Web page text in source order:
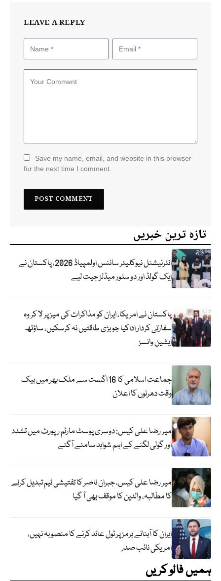
LEAVE A REPLY
Save my name, email, and website in this browser
for the next time I comment.
تازہ ترین خبریں
انٹرنیشنل نیوکلیئر سائنس اولمپیاڈ 2026، پاکستان نے
ایک گولڈ اور دو سلور میڈلز جیت لیے
پاکستان نے امریکا، ایران کو مذاکرات کی میز پر لا کر وہ
سفارتی کردار اداکیا جو بڑی طاقتیں نہ کرسکیں، ساؤتھ
ایشین وائسز
جماعت اسلامی کا 16 اگست سے ملک بھر میں بیک
وقت دھرنوں کا اعلان
میر رضا علی کیس: دوسری پوسٹ مارٹم رپورٹ میں تشدد
اور گولی لگنے کے اہم شواہد سامنے آگئے
میر رضا علی کیس، جبران ناصر کا تفتیشی ٹیم تبدیل کرنے
کا مطالبہ، والدین کا موقف بھی آ گیا
ایران کا آبنائے ہرمز پر ٹول عائد کرنے کا منصوبہ نہیں،
امریکی نائب صدر
ہمیں فالو کریں